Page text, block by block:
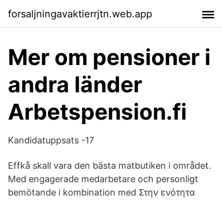
forsaljningavaktierrjtn.web.app
Mer om pensioner i
andra länder
Arbetspension.fi
Kandidatuppsats -17
Effkå skall vara den bästa matbutiken i området.
Med engagerade medarbetare och personligt
bemötande i kombination med Στην ενότητα